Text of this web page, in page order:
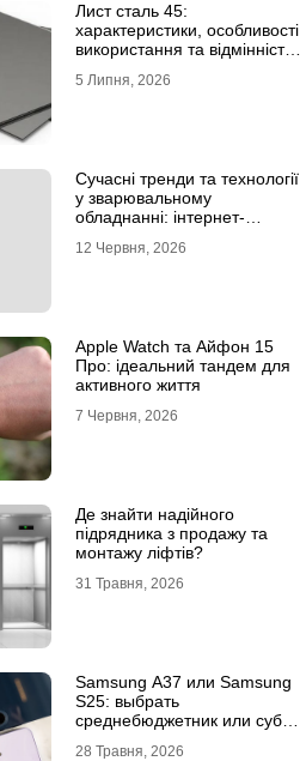
Лист сталь 45:
характеристики, особливості
використання та відмінність
5 Липня, 2026
Сучасні тренди та технології
у зварювальному
обладнанні: інтернет-
12 Червня, 2026
Apple Watch та Айфон 15
Про: ідеальний тандем для
активного життя
7 Червня, 2026
Де знайти надійного
підрядника з продажу та
монтажу ліфтів?
31 Травня, 2026
Samsung A37 или Samsung
S25: выбрать
среднебюджетник или суб-
28 Травня, 2026